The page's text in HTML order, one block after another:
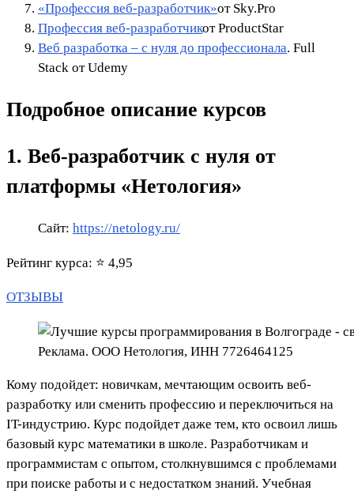
«Профессия веб-разработчик»от Sky.Pro
Профессия веб-разработчикот ProductStar
Веб разработка – с нуля до профессионала. Full
Stack от Udemy
Подробное описание курсов
1. Веб-разработчик с нуля от
платформы «Нетология»
Сайт: https://netology.ru/
Рейтинг курса: ⭐ 4,95
ОТЗЫВЫ
Реклама. ООО Нетология, ИНН 7726464125
Кому подойдет: новичкам, мечтающим освоить веб-
разработку или сменить профессию и переключиться на
IT-индустрию. Курс подойдет даже тем, кто освоил лишь
базовый курс математики в школе. Разработчикам и
программистам с опытом, столкнувшимся с проблемами
при поиске работы и с недостатком знаний. Учебная